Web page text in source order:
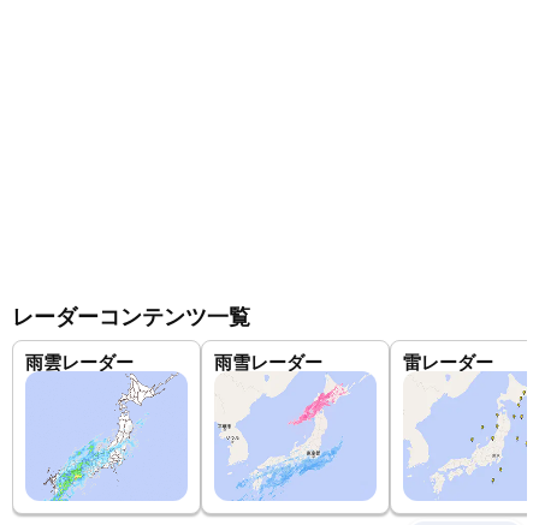
レーダーコンテンツ一覧
雨雲レーダー 雨雪レーダー 雷レーダー